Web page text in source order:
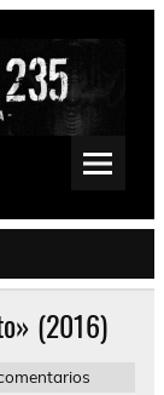
Space, Drone
(2016)